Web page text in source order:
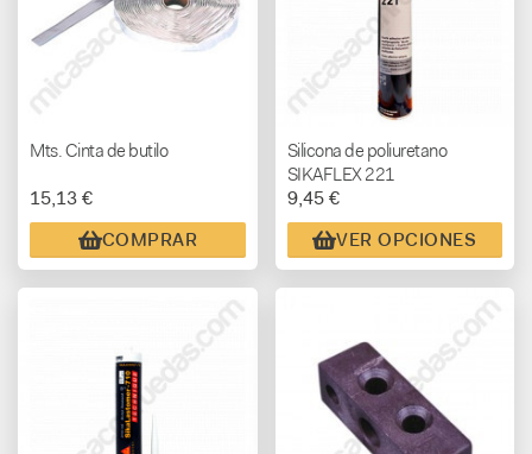
Mts. Cinta de butilo
15,13 €
COMPRAR
Silicona de poliuretano
SIKAFLEX 221
9,45 €
VER OPCIONES